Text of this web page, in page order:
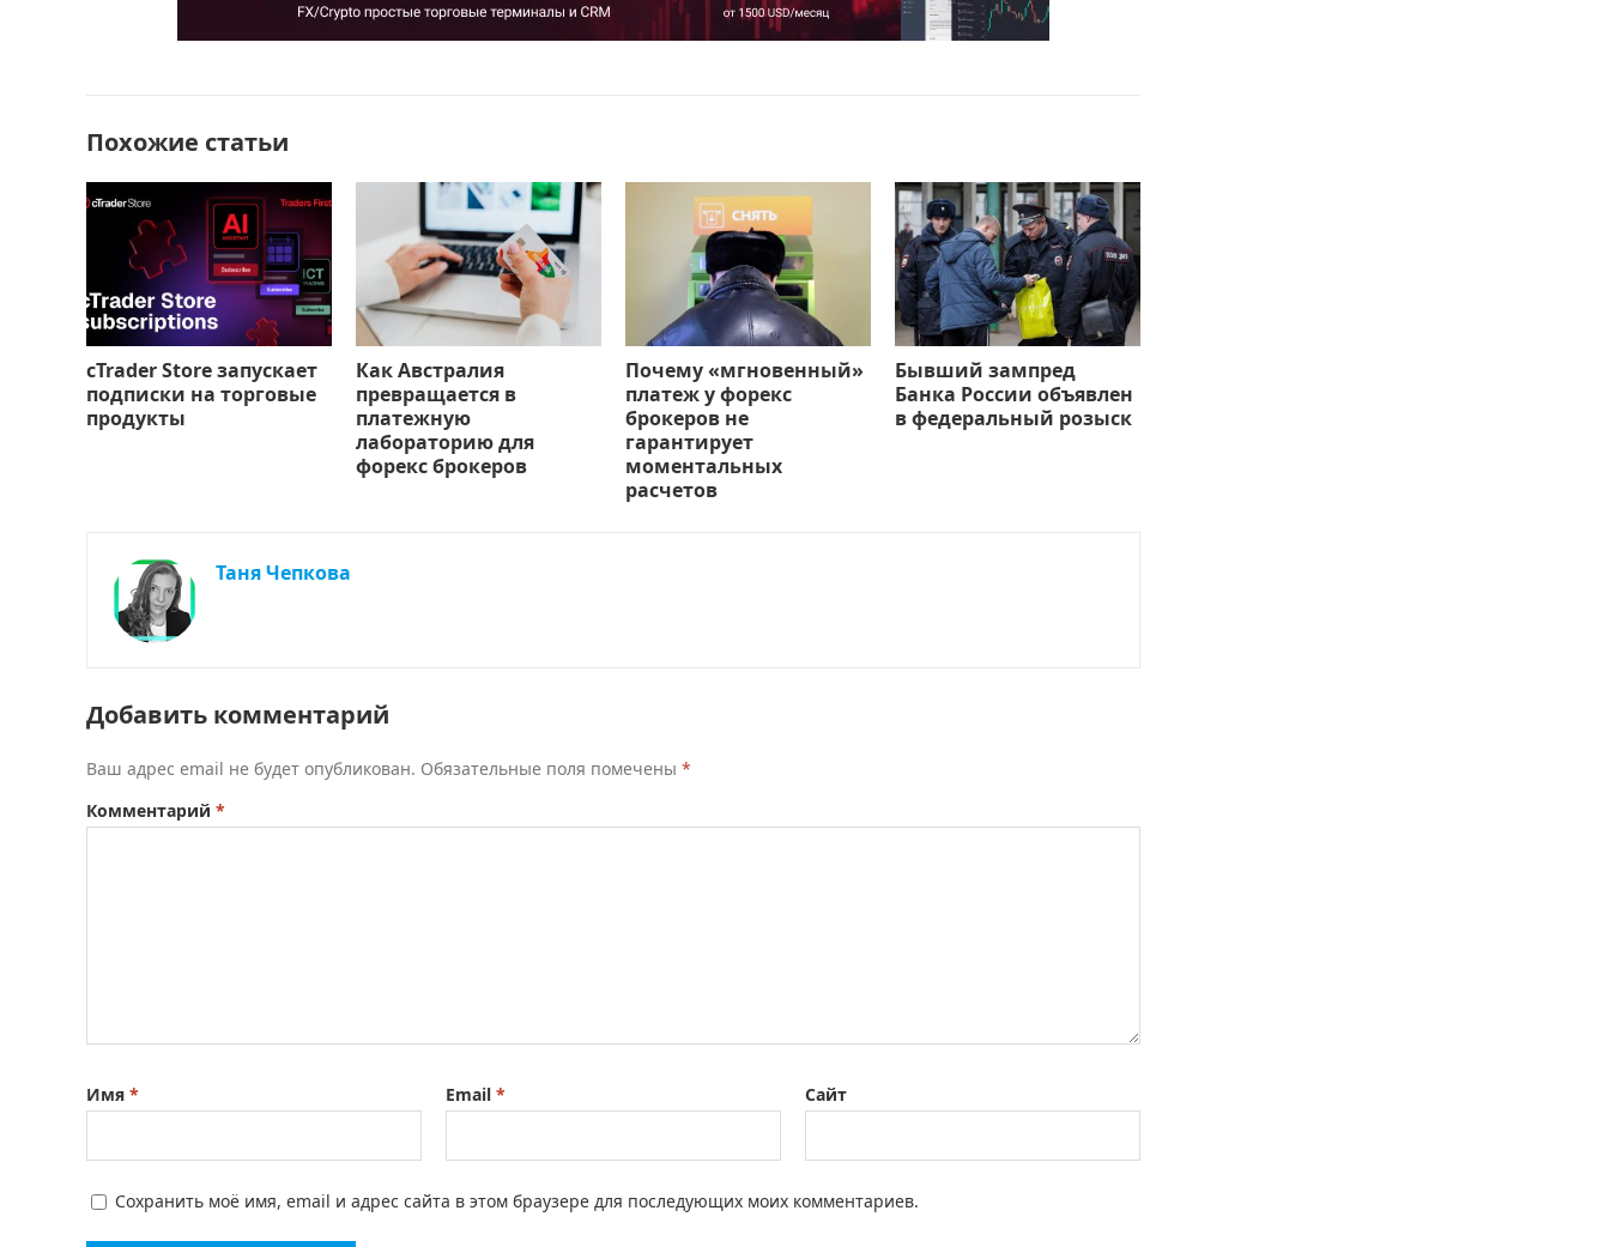
o в
ь
Похожие статьи
cTrader Store запускает
подписки на торговые
продукты
Как Австралия
превращается в
платежную
лабораторию для
форекс брокеров
Почему «мгновенный»
платеж у форекс
брокеров не
гарантирует
моментальных
расчетов
Бывший зампред
Банка России объявлен
в федеральный розыск
Таня Чепкова
Добавить комментарий
Ваш адрес email не будет опубликован. Обязательные поля помечены *
Комментарий *
Имя * Email * Сайт
Сохранить моё имя, email и адрес сайта в этом браузере для последующих моих комментариев.